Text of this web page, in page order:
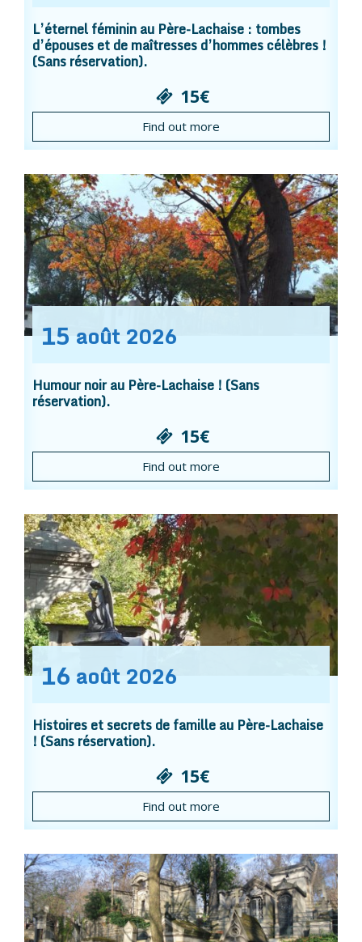
L’éternel féminin au Père-Lachaise : tombes
d’épouses et de maîtresses d’hommes célèbres !
(Sans réservation).
15€
Find out more
15 août 2026
Humour noir au Père-Lachaise ! (Sans
réservation).
15€
Find out more
16 août 2026
Histoires et secrets de famille au Père-Lachaise
! (Sans réservation).
15€
Find out more